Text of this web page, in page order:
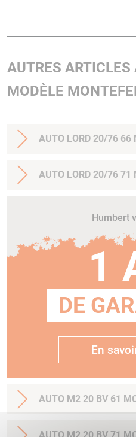
AUTRES ARTICLES
MODÈLE
AUTO LORD 20/76
AUTO LORD 20/76
Humbert
1
DE
En